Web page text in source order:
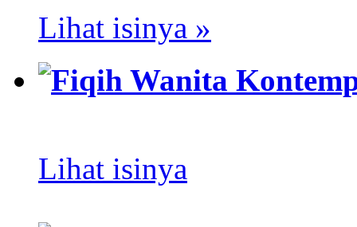
Lihat isinya »
Fiqih Wanita
Lihat isinya